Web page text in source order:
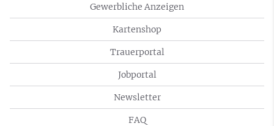
Gewerbliche Anzeigen
Kartenshop
Trauerportal
Jobportal
Newsletter
FAQ